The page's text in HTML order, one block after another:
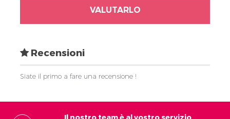
VALUTARLO
Recensioni
Siate il primo a fare una recensione !